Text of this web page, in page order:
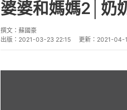
婆婆和媽媽2│奶
撰文： 蘇國豪
出版： 2021-03-23 22:15 更新： 2021-04-